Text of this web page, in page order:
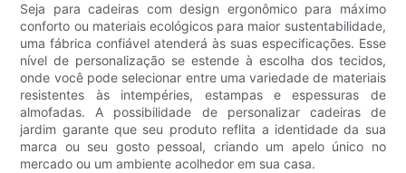
Seja para cadeiras com design ergonômico para máximo
conforto ou materiais ecológicos para maior sustentabilidade,
uma fábrica confiável atenderá às suas especificações. Esse
nível de personalização se estende à escolha dos tecidos,
onde você pode selecionar entre uma variedade de materiais
resistentes às intempéries, estampas e espessuras de
almofadas. A possibilidade de personalizar cadeiras de
jardim garante que seu produto reflita a identidade da sua
marca ou seu gosto pessoal, criando um apelo único no
mercado ou um ambiente acolhedor em sua casa.